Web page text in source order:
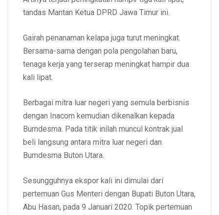
tandas Mantan Ketua DPRD Jawa Timur ini.
Gairah penanaman kelapa juga turut meningkat.
Bersama-sama dengan pola pengolahan baru,
tenaga kerja yang terserap meningkat hampir dua
kali lipat.
Berbagai mitra luar negeri yang semula berbisnis
dengan Inacom kemudian dikenalkan kepada
Bumdesma. Pada titik inilah muncul kontrak jual
beli langsung antara mitra luar negeri dan
Bumdesma Buton Utara.
Sesungguhnya ekspor kali ini dimulai dari
pertemuan Gus Menteri dengan Bupati Buton Utara,
Abu Hasan, pada 9 Januari 2020. Topik pertemuan